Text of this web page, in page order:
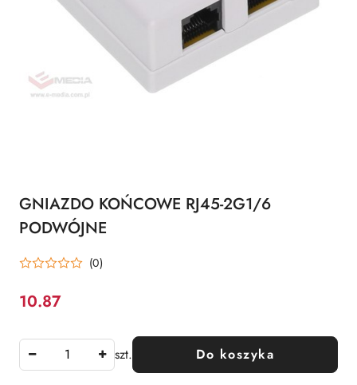
GNIAZDO KOŃCOWE RJ45-2G1/6
PODWÓJNE
(0)
Cena:
10.87
szt. Do koszyka